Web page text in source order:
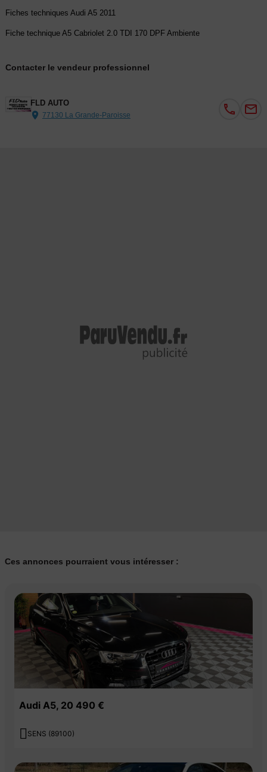
Fiches techniques Audi A5 2011
Fiche technique A5 Cabriolet 2.0 TDI 170 DPF Ambiente
Contacter le vendeur professionnel
FLD AUTO
77130 La Grande-Paroisse
Ces annonces pourraient vous intéresser :
Audi A5, 20 490 €
 SENS (89100)